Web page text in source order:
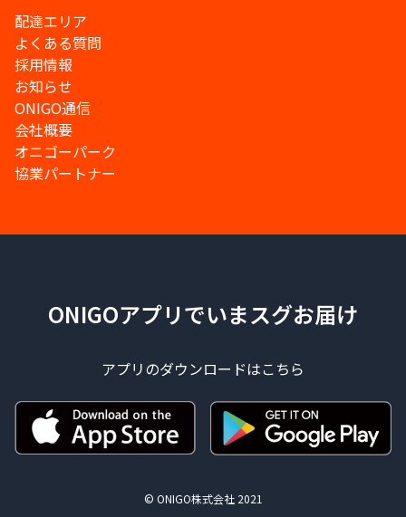
配達エリア
よくある質問
採用情報
お知らせ
ONIGO通信
会社概要
オニゴーパーク
協業パートナー
ONIGOアプリでいまスグお届け
アプリのダウンロードはこちら
© ONIGO株式会社 2021